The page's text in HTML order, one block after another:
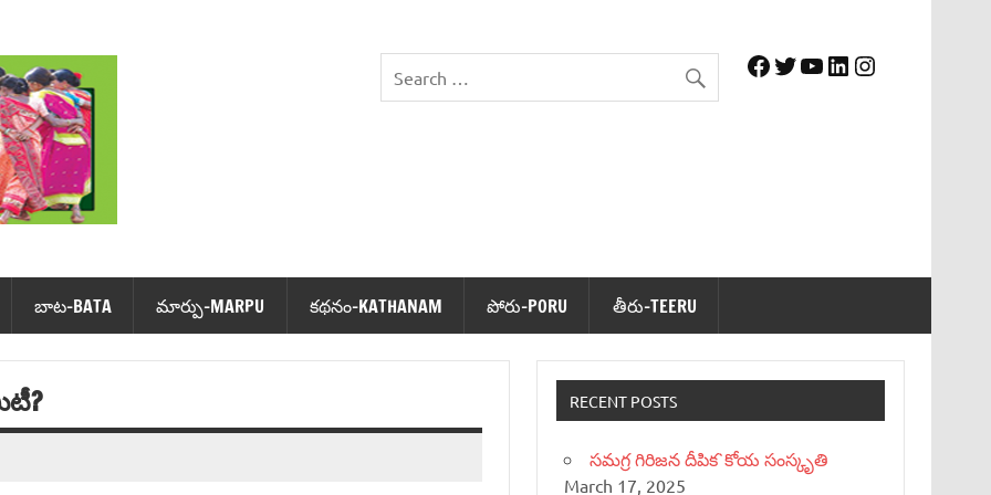
Facebook
Twitter
YouTube
LinkedIn
Instagram
బాట‌-BATA మార్పు-MARPU క‌థ‌నం-KATHANAM పోరు-PORU తీరు-TEERU
RECENT POSTS
సమగ్ర గిరిజన దీపిక`కోయ సంస్కృతి
March 17, 2025